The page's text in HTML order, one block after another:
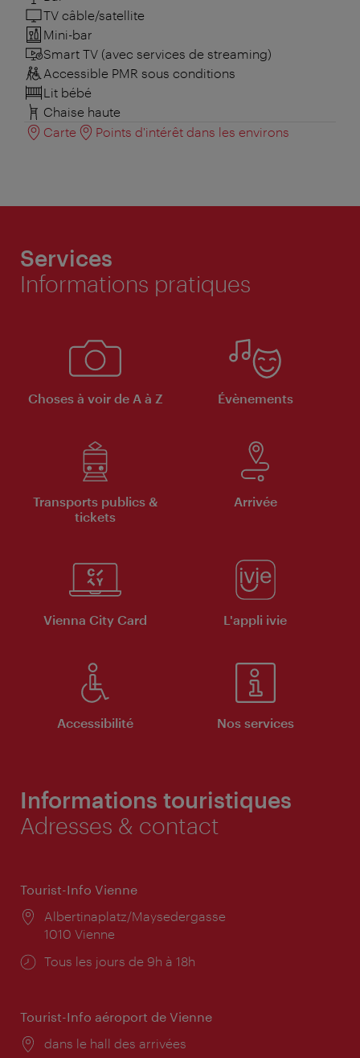
TV câble/satellite
Mini-bar
Smart TV (avec services de streaming)
Accessible PMR sous conditions
Lit bébé
Chaise haute
Carte
Points d'intérêt dans les environs
Services
Informations pratiques
Choses à voir de A à Z Évènements
Transports publics &
tickets
Arrivée
Vienna City Card L'appli ivie
Accessibilité Nos services
Informations touristiques
Adresses & contact
Tourist-Info Vienne
Lieu:
Albertinaplatz/Maysedergasse
1010 Vienne
Horaires
Tous les jours de 9h à 18h
Tourist-Info aéroport de Vienne
Lieu:
dans le hall des arrivées